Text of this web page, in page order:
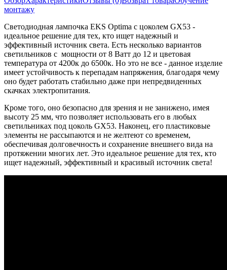
монтажу
Светодиодная лампочка EKS Optima с цоколем GX53 -
идеальное решение для тех, кто ищет надежный и
эффективный источник света. Есть несколько вариантов
светильников с мощности от 8 Ватт до 12 и цветовая
температура от 4200к до 6500к. Но это не все - данное изделие
имеет устойчивость к перепадам напряжения, благодаря чему
оно будет работать стабильно даже при непредвиденных
скачках электропитания.
Кроме того, оно безопасно для зрения и не занижено, имея
высоту 25 мм, что позволяет использовать его в любых
светильниках под цоколь GX53. Наконец, его пластиковые
элементы не рассыпаются и не желтеют со временем,
обеспечивая долговечность и сохранение внешнего вида на
протяжении многих лет. Это идеальное решение для тех, кто
ищет надежный, эффективный и красивый источник света!